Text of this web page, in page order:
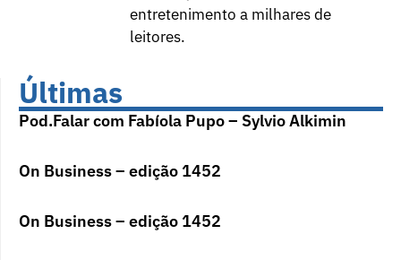
entretenimento a milhares de
leitores.
Últimas
Pod.Falar com Fabíola Pupo – Sylvio Alkimin
On Business – edição 1452
On Business – edição 1452